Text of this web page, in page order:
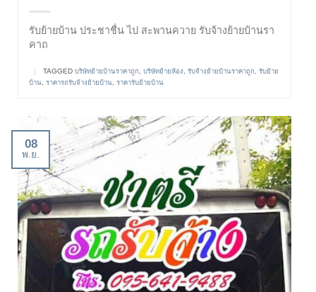
รับย้ายบ้าน ประชาชื่น ไป สะพานควาย รับจ้างย้ายบ้านรา
คาถ
| TAGGED บริษัทย้ายบ้านราคาถูก บริษัทย้ายห้อง รับจ้างย้ายบ้านราคาถูก
รับย้าย
บ้าน ราคารถรับจ้างย้ายบ้าน ราคารับย้ายบ้าน
08
พ.ย.